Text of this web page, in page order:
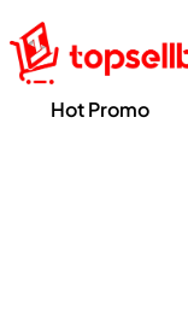
Hot Promo